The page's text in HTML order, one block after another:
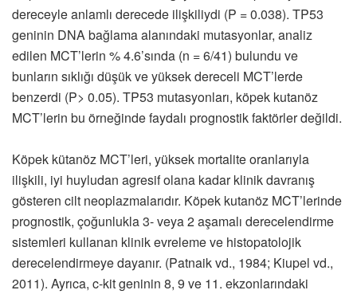
dereceyle anlamlı derecede ilişkiliydi (P = 0.038). TP53
geninin DNA bağlama alanındaki mutasyonlar, analiz
edilen MCT’lerin % 4.6’sında (n = 6/41) bulundu ve
bunların sıklığı düşük ve yüksek dereceli MCT’lerde
benzerdi (P> 0.05). TP53 mutasyonları, köpek kutanöz
MCT’lerin bu örneğinde faydalı prognostik faktörler değildi.
Köpek kütanöz MCT’leri, yüksek mortalite oranlarıyla
ilişkili, iyi huyludan agresif olana kadar klinik davranış
gösteren cilt neoplazmalarıdır. Köpek kutanöz MCT’lerinde
prognostik, çoğunlukla 3- veya 2 aşamalı derecelendirme
sistemleri kullanan klinik evreleme ve histopatolojik
derecelendirmeye dayanır. (Patnaik vd., 1984; Kiupel vd.,
2011). Ayrıca, c-kit geninin 8, 9 ve 11. ekzonlarındaki